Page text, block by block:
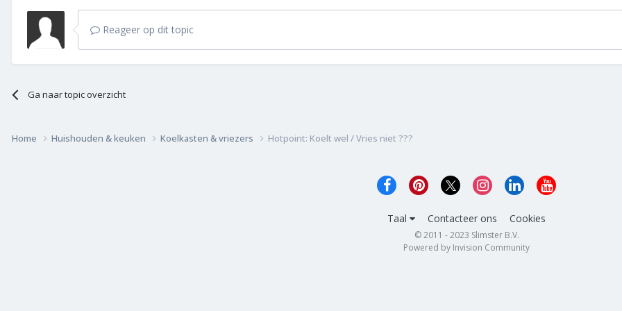
Reageer op dit topic
Ga naar topic overzicht
Home Huishouden & keuken Koelkasten & vriezers Hotpoint: Koelt wel / Vries niet ???
Taal Contacteer ons Cookies
© 2011 - 2023 Slimster B.V.
Powered by Invision Community